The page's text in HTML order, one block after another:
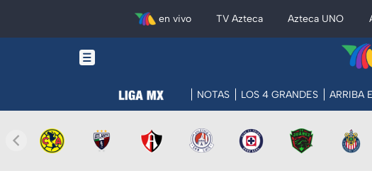
en vivo TV Azteca Azteca UNO
NOTAS LOS 4 GRANDES ARRIBA